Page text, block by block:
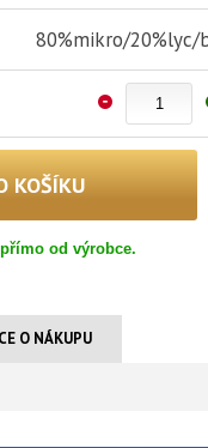
80%mikro/20%lyc/
od výrobce.
O NÁKUPU